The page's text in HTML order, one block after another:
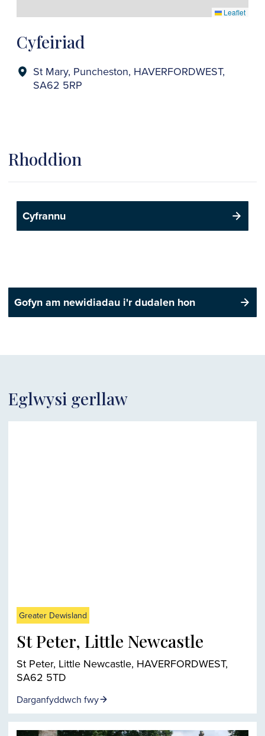
Cyfeiriad
St Mary, Puncheston, HAVERFORDWEST,
SA62 5RP
Leaflet
Rhoddion
Cyfrannu
Gofyn am newidiadau i'r dudalen hon
Eglwysi gerllaw
Greater Dewisland
St Peter, Little Newcastle
St Peter, Little Newcastle, HAVERFORDWEST,
SA62 5TD
Darganfyddwch fwy